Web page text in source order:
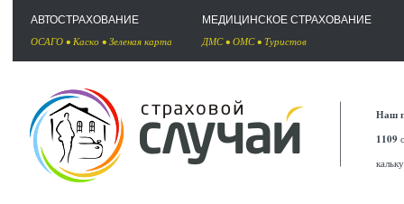
АВТОСТРАХОВАНИЕ
ОСАГО • Каско • Зеленая карта
МЕДИЦИНСКОЕ СТРАХОВАНИЕ
ДМС• ОМС• Туристов
Наш
1109